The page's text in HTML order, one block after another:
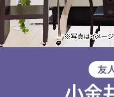
※写真はイメージ
友